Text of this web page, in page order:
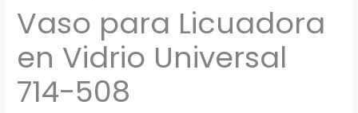
Vaso para Licuadora
en Vidrio Universal
714-508